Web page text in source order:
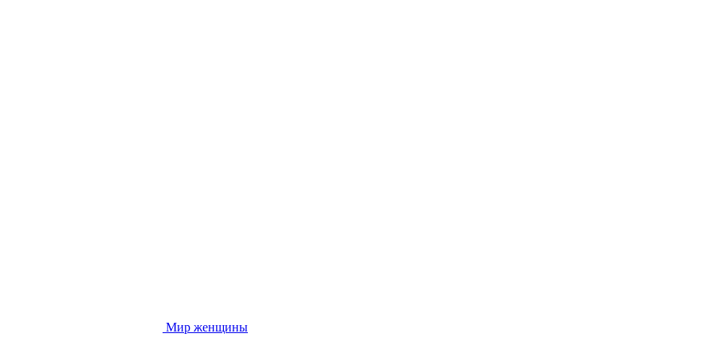
Мир женщины